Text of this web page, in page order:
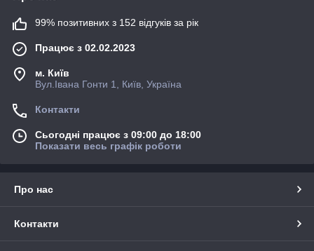
99% позитивних з 152 відгуків за рік
Працює з 02.02.2023
м. Київ
Вул.Івана Гонти 1, Київ, Україна
Контакти
Сьогодні працює з 09:00 до 18:00
Показати весь графік роботи
Про нас
Контакти